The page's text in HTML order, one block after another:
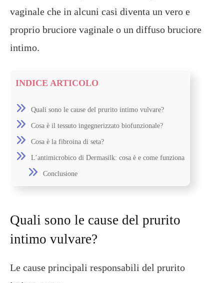
vaginale che in alcuni casi diventa un vero e
proprio bruciore vaginale o un diffuso bruciore
intimo.
INDICE ARTICOLO
Quali sono le cause del prurito intimo vulvare?
Cosa è il tessuto ingegnerizzato biofunzionale?
Cosa è la fibroina di seta?
L’antimicrobico di Dermasilk: cosa è e come funziona
Conclusione
Quali sono le cause del prurito
intimo vulvare?
Le cause principali responsabili del prurito